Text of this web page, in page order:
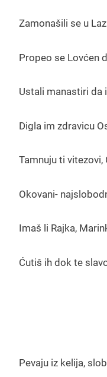
Zamonašili se u
Propeo se Lovćen
Ustali manastiri da
Digla im zdravicu
Tamnuju ti vitezovi,
Okovani-
Imaš li Rajka,
Ćutiš ih dok te
Pevaju iz kelija,